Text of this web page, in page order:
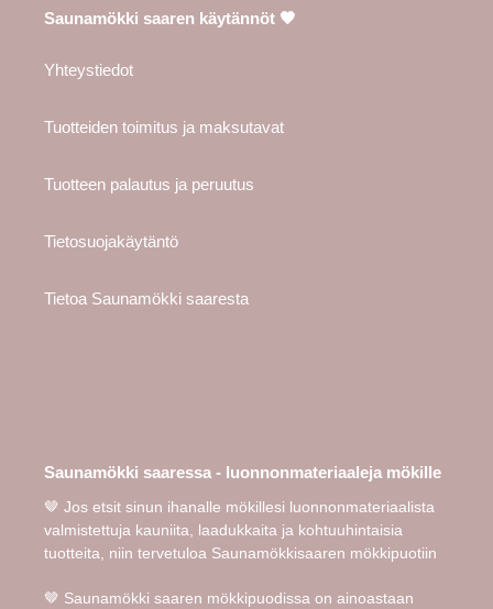
Saunamökki saaren käytännöt 🤎
Yhteystiedot
Tuotteiden toimitus ja maksutavat
Tuotteen palautus ja peruutus
Tietosuojakäytäntö
Tietoa Saunamökki saaresta
Saunamökki saaressa - luonnonmateriaaleja mökille
🤎 Jos etsit sinun ihanalle mökillesi luonnonmateriaalista
valmistettuja kauniita, laadukkaita ja kohtuuhintaisia
tuotteita, niin tervetuloa Saunamökkisaaren mökkipuotiin
🤎 Saunamökki saaren mökkipuodissa on ainoastaan